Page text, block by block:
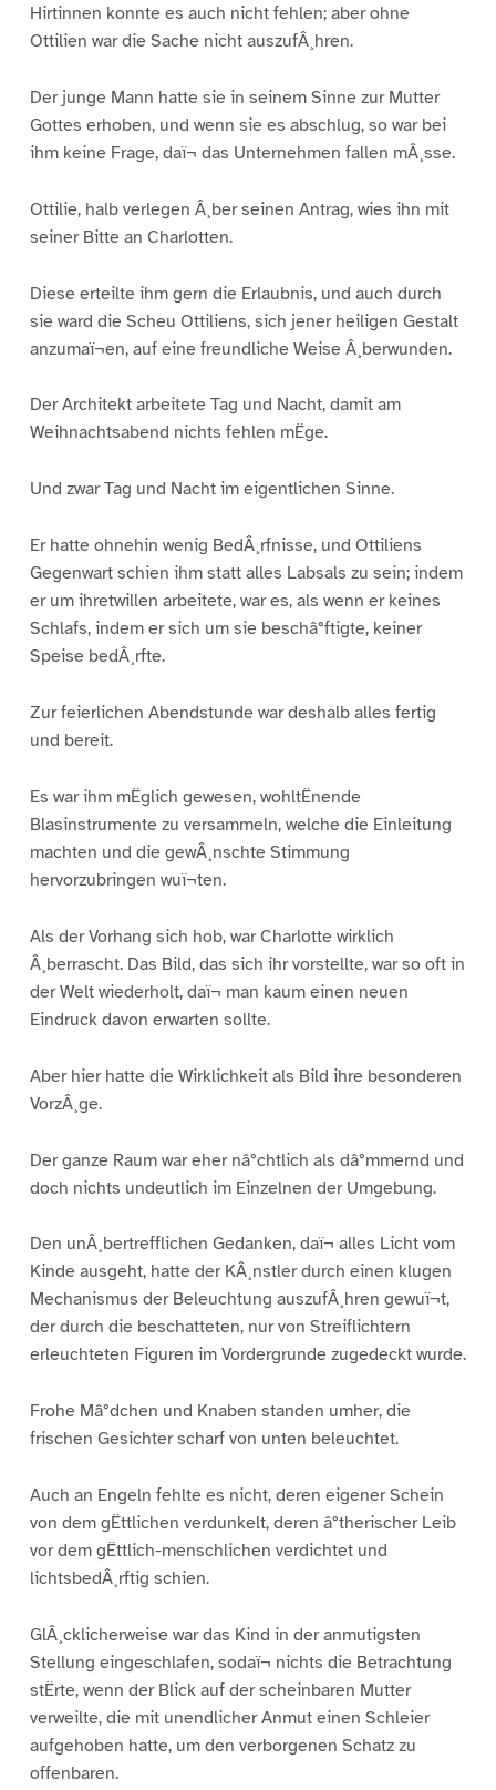
Hirtinnen konnte es auch nicht fehlen; aber ohne
Ottilien war die Sache nicht auszufÂ¸hren.
Der junge Mann hatte sie in seinem Sinne zur Mutter
Gottes erhoben, und wenn sie es abschlug, so war bei
ihm keine Frage, daï¬ das Unternehmen fallen mÂ¸sse.
Ottilie, halb verlegen Â¸ber seinen Antrag, wies ihn mit
seiner Bitte an Charlotten.
Diese erteilte ihm gern die Erlaubnis, und auch durch
sie ward die Scheu Ottiliens, sich jener heiligen Gestalt
anzumaï¬en, auf eine freundliche Weise Â¸berwunden.
Der Architekt arbeitete Tag und Nacht, damit am
Weihnachtsabend nichts fehlen mËge.
Und zwar Tag und Nacht im eigentlichen Sinne.
Er hatte ohnehin wenig BedÂ¸rfnisse, und Ottiliens
Gegenwart schien ihm statt alles Labsals zu sein; indem
er um ihretwillen arbeitete, war es, als wenn er keines
Schlafs, indem er sich um sie beschâ°ftigte, keiner
Speise bedÂ¸rfte.
Zur feierlichen Abendstunde war deshalb alles fertig
und bereit.
Es war ihm mËglich gewesen, wohltËnende
Blasinstrumente zu versammeln, welche die Einleitung
machten und die gewÂ¸nschte Stimmung
hervorzubringen wuï¬ten.
Als der Vorhang sich hob, war Charlotte wirklich
Â¸berrascht. Das Bild, das sich ihr vorstellte, war so oft in
der Welt wiederholt, daï¬ man kaum einen neuen
Eindruck davon erwarten sollte.
Aber hier hatte die Wirklichkeit als Bild ihre besonderen
VorzÂ¸ge.
Der ganze Raum war eher nâ°chtlich als dâ°mmernd und
doch nichts undeutlich im Einzelnen der Umgebung.
Den unÂ¸bertrefflichen Gedanken, daï¬ alles Licht vom
Kinde ausgeht, hatte der KÂ¸nstler durch einen klugen
Mechanismus der Beleuchtung auszufÂ¸hren gewuï¬t,
der durch die beschatteten, nur von Streiflichtern
erleuchteten Figuren im Vordergrunde zugedeckt wurde.
Frohe Mâ°dchen und Knaben standen umher, die
frischen Gesichter scharf von unten beleuchtet.
Auch an Engeln fehlte es nicht, deren eigener Schein
von dem gËttlichen verdunkelt, deren â°therischer Leib
vor dem gËttlich-menschlichen verdichtet und
lichtsbedÂ¸rftig schien.
GlÂ¸cklicherweise war das Kind in der anmutigsten
Stellung eingeschlafen, sodaï¬ nichts die Betrachtung
stËrte, wenn der Blick auf der scheinbaren Mutter
verweilte, die mit unendlicher Anmut einen Schleier
aufgehoben hatte, um den verborgenen Schatz zu
offenbaren.